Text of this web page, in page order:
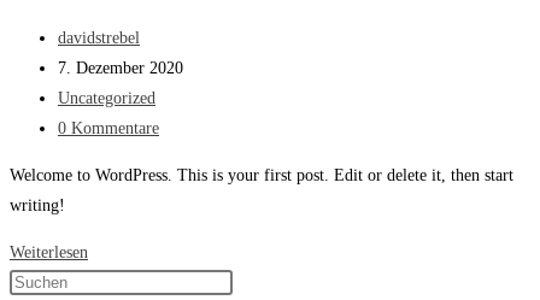
Beitrags-
Autor:
davidstrebel
Beitrag
veröffentlicht:
7. Dezember 2020
Beitrags-
Kategorie:
Uncategorized
Beitrags-
0 Kommentare
Welcome to WordPress. This is your first post. Edit or delete it, then start
writing!
Weiterlesen